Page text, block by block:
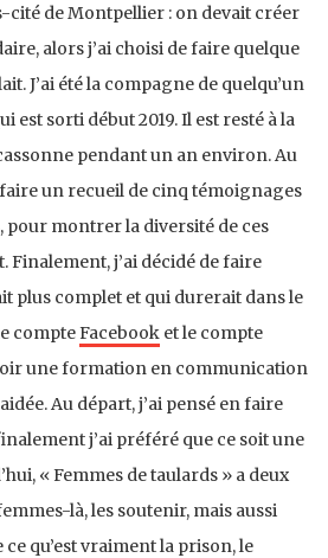
cité de Montpellier : on devait créer
alors j’ai choisi de faire quelque
J’ai été la compagne de quelqu’un
est sorti début 2019. Il est resté à la
pendant un an environ. Au
un recueil de cinq témoignages
pour montrer la diversité de ces
Finalement, j’ai décidé de faire
plus complet et qui durerait dans le
compteFacebook et le compte
une formation en communication
Au départ, j’ai pensé en faire
j’ai préféré que ce soit une
« Femmes de taulards » a deux
là, les soutenir, mais aussi
qu’est vraiment la prison, le